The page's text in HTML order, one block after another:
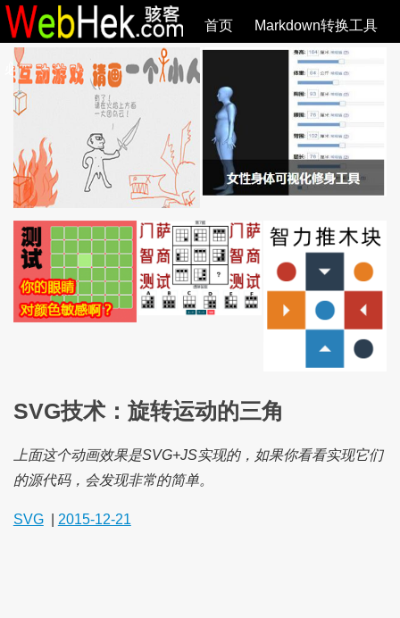
首页 Markdown转换工具
必观作品 SVG教程 SVG手册 全部文章
SVG技术：旋转运动的三角
上面这个动画效果是SVG+JS实现的，如果你看看实现它们
的源代码，会发现非常的简单。
SVG 2015-12-21